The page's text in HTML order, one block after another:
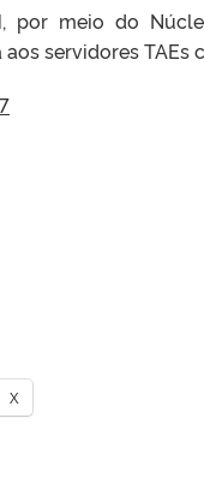
por meio do
servidores TAEs
X